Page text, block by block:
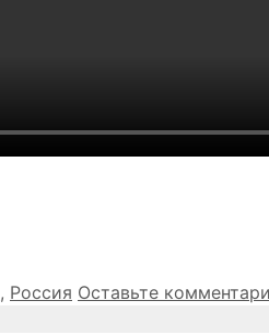
, Россия Оставьте